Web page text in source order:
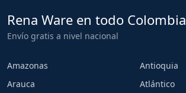
Rena Ware en todo Colombia
Envío gratis a nivel nacional
Amazonas
Antioquia
Arauca
Atlántico